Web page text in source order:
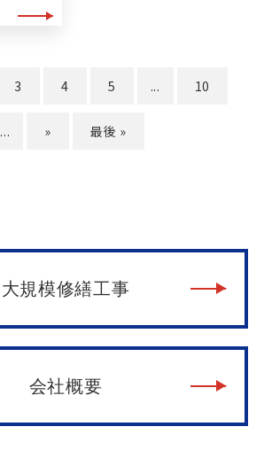
3 4 5 ... 10
... » 最後 »
大規模修繕工事
会社概要